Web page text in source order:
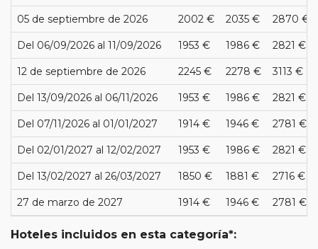
05 de septiembre de 2026 2002 € 2035 € 2870 €
Del 06/09/2026 al 11/09/2026 1953 € 1986 € 2821 €
12 de septiembre de 2026 2245 € 2278 € 3113 €
Del 13/09/2026 al 06/11/2026 1953 € 1986 € 2821 €
Del 07/11/2026 al 01/01/2027 1914 € 1946 € 2781 €
Del 02/01/2027 al 12/02/2027 1953 € 1986 € 2821 €
Del 13/02/2027 al 26/03/2027 1850 € 1881 € 2716 €
27 de marzo de 2027 1914 € 1946 € 2781 €
Hoteles incluidos en esta categoría*: